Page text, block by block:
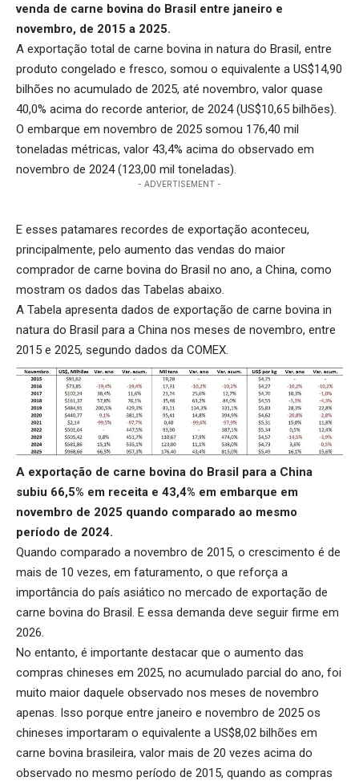
venda de carne bovina do Brasil entre janeiro e
novembro, de 2015 a 2025.
A exportação total de carne bovina in natura do Brasil, entre
produto congelado e fresco, somou o equivalente a US$14,90
bilhões no acumulado de 2025, até novembro, valor quase
40,0% acima do recorde anterior, de 2024 (US$10,65 bilhões).
O embarque em novembro de 2025 somou 176,40 mil
toneladas métricas, valor 43,4% acima do observado em
novembro de 2024 (123,00 mil toneladas).
- ADVERTISEMENT -
E esses patamares recordes de exportação aconteceu,
principalmente, pelo aumento das vendas do maior
comprador de carne bovina do Brasil no ano, a China, como
mostram os dados das Tabelas abaixo.
A Tabela apresenta dados de exportação de carne bovina in
natura do Brasil para a China nos meses de novembro, entre
2015 e 2025, segundo dados da COMEX.
A exportação de carne bovina do Brasil para a China
subiu 66,5% em receita e 43,4% em embarque em
novembro de 2025 quando comparado ao mesmo
período de 2024.
Quando comparado a novembro de 2015, o crescimento é de
mais de 10 vezes, em faturamento, o que reforça a
importância do país asiático no mercado de exportação de
carne bovina do Brasil. E essa demanda deve seguir firme em
2026.
No entanto, é importante destacar que o aumento das
compras chineses em 2025, no acumulado parcial do ano, foi
muito maior daquele observado nos meses de novembro
apenas. Isso porque entre janeiro e novembro de 2025 os
chineses importaram o equivalente a US$8,02 bilhões em
carne bovina brasileira, valor mais de 20 vezes acima do
observado no mesmo período de 2015, quando as compras